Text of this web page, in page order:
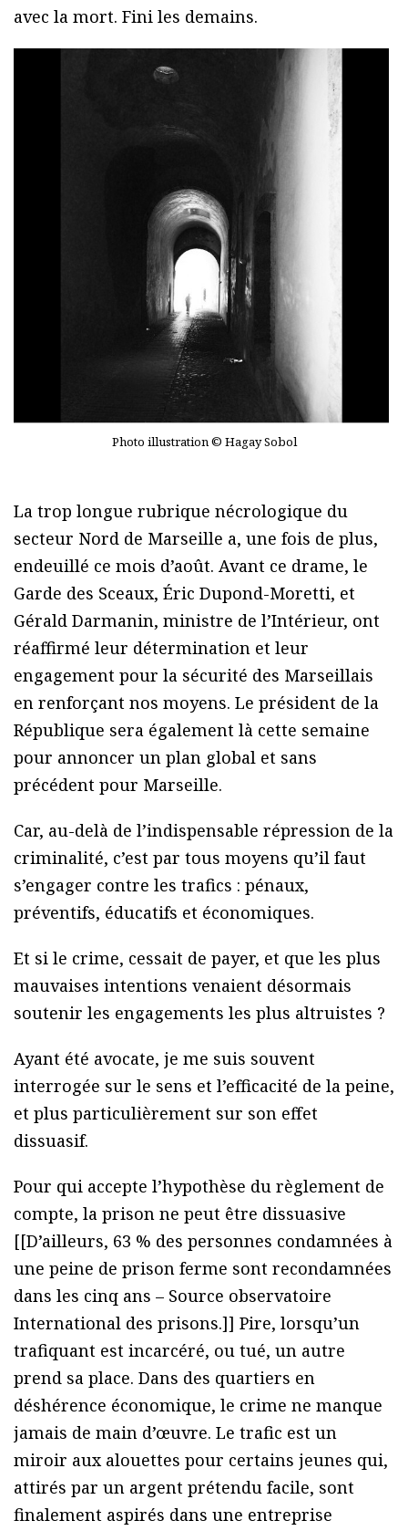
avec la mort. Fini les demains.
Photo illustration © Hagay Sobol
La trop longue rubrique nécrologique du
secteur Nord de Marseille a, une fois de plus,
endeuillé ce mois d’août. Avant ce drame, le
Garde des Sceaux, Éric Dupond-Moretti, et
Gérald Darmanin, ministre de l’Intérieur, ont
réaffirmé leur détermination et leur
engagement pour la sécurité des Marseillais
en renforçant nos moyens. Le président de la
République sera également là cette semaine
pour annoncer un plan global et sans
précédent pour Marseille.
Car, au-delà de l’indispensable répression de la
criminalité, c’est par tous moyens qu’il faut
s’engager contre les trafics : pénaux,
préventifs, éducatifs et économiques.
Et si le crime, cessait de payer, et que les plus
mauvaises intentions venaient désormais
soutenir les engagements les plus altruistes ?
Ayant été avocate, je me suis souvent
interrogée sur le sens et l’efficacité de la peine,
et plus particulièrement sur son effet
dissuasif.
Pour qui accepte l’hypothèse du règlement de
compte, la prison ne peut être dissuasive
[[D’ailleurs, 63 % des personnes condamnées à
une peine de prison ferme sont recondamnées
dans les cinq ans – Source observatoire
International des prisons.]] Pire, lorsqu’un
trafiquant est incarcéré, ou tué, un autre
prend sa place. Dans des quartiers en
déshérence économique, le crime ne manque
jamais de main d’œuvre. Le trafic est un
miroir aux alouettes pour certains jeunes qui,
attirés par un argent prétendu facile, sont
finalement aspirés dans une entreprise